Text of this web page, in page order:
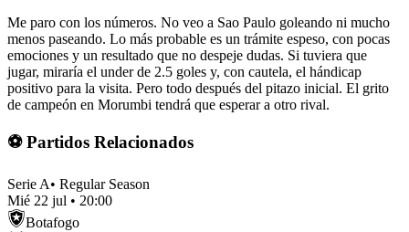
Me paro con los números. No veo a Sao Paulo goleando ni mucho
menos paseando. Lo más probable es un trámite espeso, con pocas
emociones y un resultado que no despeje dudas. Si tuviera que
jugar, miraría el under de 2.5 goles y, con cautela, el hándicap
positivo para la visita. Pero todo después del pitazo inicial. El grito
de campeón en Morumbi tendrá que esperar a otro rival.
⚽ Partidos Relacionados
Serie A• Regular Season
Mié 22 jul • 20:00
Botafogo